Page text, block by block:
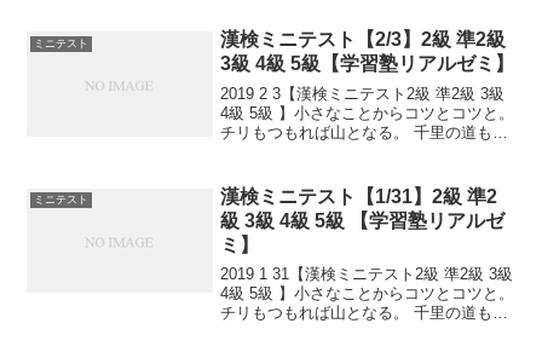
ミニテスト
漢検ミニテスト【2/3】2級 準2級
3級 4級 5級【学習塾リアルゼミ】
2019 2 3【漢検ミニテスト2級 準2級 3級
4級 5級 】小さなことからコツとコツと。
チリもつもれば山となる。 千里の道も一
熟語問題などの出来具合が合否...
ミニテスト
漢検ミニテスト【1/31】2級 準2
級 3級 4級 5級 【学習塾リアルゼ
ミ】
2019 1 31【漢検ミニテスト2級 準2級 3級
4級 5級 】小さなことからコツとコツと。
チリもつもれば山となる。 千里の道も一